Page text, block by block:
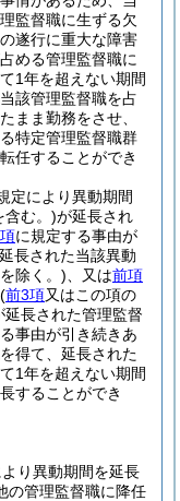
監督職に生ずる欠
遂行に重大な障害
める管理監督職に
1年を超えない期間
該管理監督職を占
まま勤務をさせ、
特定管理監督職群
任することができ
定により異動期間
含む。)が延長され
に規定する事由が
長された当該異動
除く。) 、又は前項
(前3項又はこの項の
延長された管理監督
事由が引き続きあ
得て、延長された
1年を超えない期間
することができ
り異動期間を延長
の管理監督職に降任